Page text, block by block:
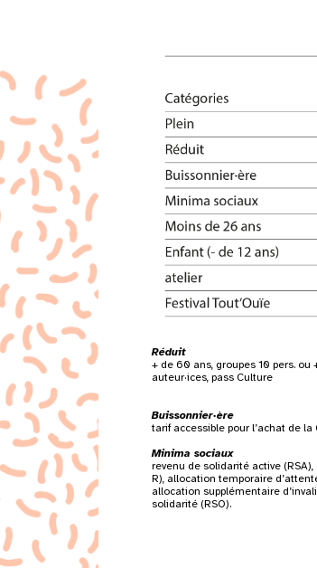
Réduit
+ de 60 ans, groupes 10 pers. ou
auteur·ices, pass Culture
Buissonnier·ère
tarif accessible pour l’achat de
Minima sociaux
revenu de solidarité active
R), allocation temporaire
allocation supplémentaire
solidarité (RSO).